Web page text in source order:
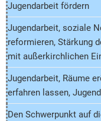
Jugendarbeit fördern
Jugendarbeit, soziale
reformieren, Stärkung
mit außerkirchlichen
Jugendarbeit, Räume
erfahren lassen,
Den Schwerpunkt auf